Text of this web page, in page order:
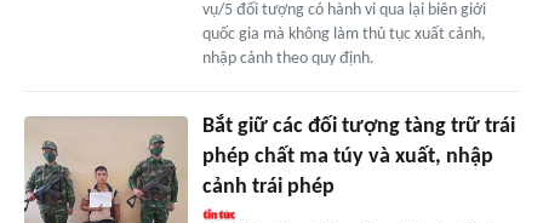
vụ/5 đối tượng có hành vi qua lại biên giới
quốc gia mà không làm thủ tục xuất cảnh,
nhập cảnh theo quy định.
Bắt giữ các đối tượng tàng trữ trái
phép chất ma túy và xuất, nhập
cảnh trái phép